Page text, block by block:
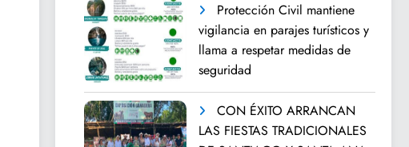
Protección Civil mantiene
vigilancia en parajes turísticos y
llama a respetar medidas de
seguridad
CON ÉXITO ARRANCAN
LAS FIESTAS TRADICIONALES